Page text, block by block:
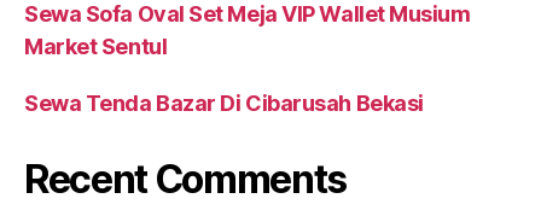
Sewa Sofa Oval Set Meja VIP Wallet Musium
Market Sentul
Sewa Tenda Bazar Di Cibarusah Bekasi
Recent Comments